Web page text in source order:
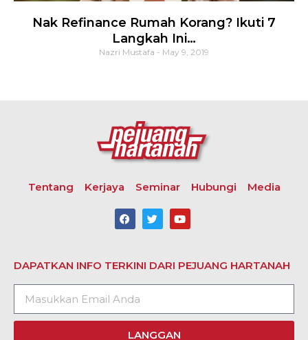
Nak Refinance Rumah Korang? Ikuti 7
Langkah Ini…
Nazri Mustafa May 9, 2019
Tentang Kerjaya Seminar Hubungi Media
DAPATKAN INFO TERKINI DARI PEJUANG HARTANAH
LANGGAN